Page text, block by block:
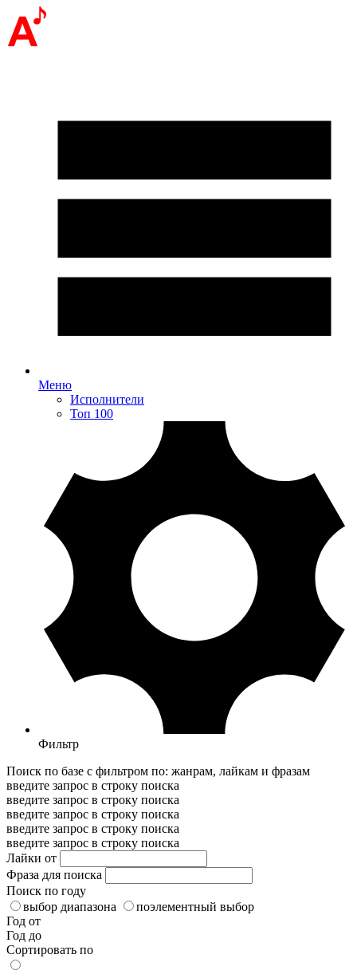
Меню
Исполнители
Топ 100
Фильтр
Поиск по базе с фильтром по: жанрам, лайкам и фразам
введите запрос в строку поиска
введите запрос в строку поиска
введите запрос в строку поиска
введите запрос в строку поиска
введите запрос в строку поиска
Лайки от
Фраза для поиска
Поиск по году
выбор диапазона
поэлементный выбор
Год от
Год до
Сортировать по